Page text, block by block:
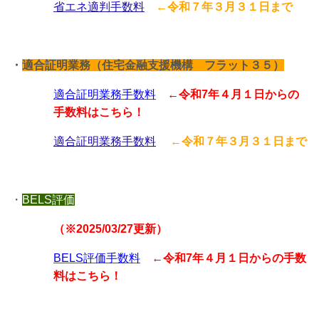
省エネ適判手数料 ←令和７年３月３１日まで
・ 適合証明業務（住宅金融支援機構 フラット３５）
適合証明業務手数料
←令和7年４月１日からの
手数料はこちら！
適合証明業務手数料 ←令和７年３月３１日まで
・ BELS評価
（※2025/03/27更新）
BELS評価手数料
←令和7年４月１日からの手数
料はこちら！